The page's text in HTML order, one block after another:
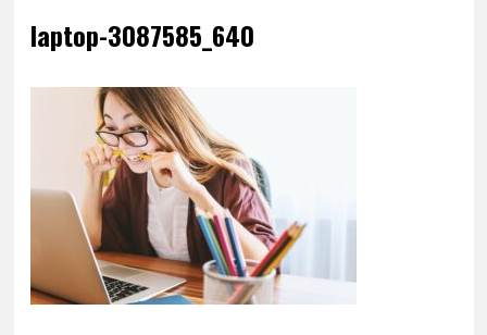
laptop-3087585_640